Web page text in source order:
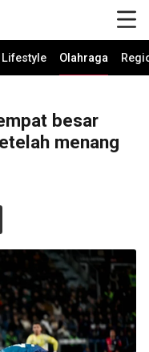
Lifestyle Olahraga
besar
menang